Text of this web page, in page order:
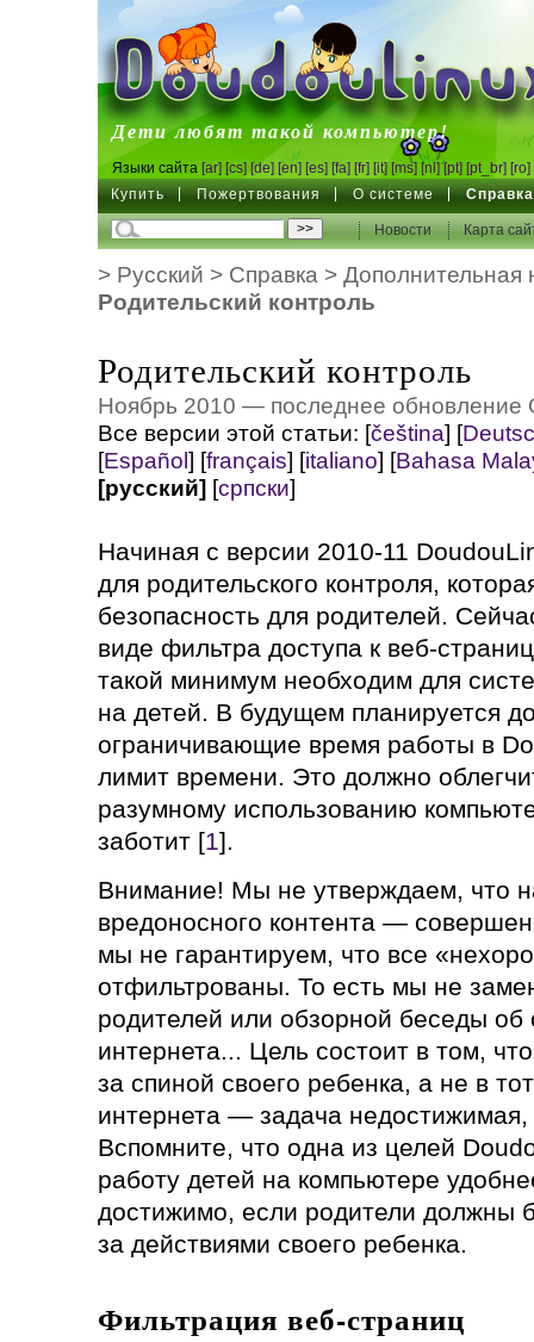
DoudouLinux
Дети любят такой компьютер!
Языки сайта [ar] [cs] [de] [en] [es] [fa] [fr] [it] [ms] [nl] [pt] [pt_br] [ro]
Купить Пожертвования О системе Справка
Новости Карта
> Русский > Справка > Дополнительная
Родительский контроль
Родительский контроль
Ноябрь 2010 — последнее обновление
Все версии этой статьи: [čeština] [
[Español] [français] [italiano] [Bahasa
[русский] [српски]
Начиная с версии 2010-11
для родительского контроля,
безопасность для родителей.
виде фильтра доступа к веб-
такой минимум необходим для
на детей. В будущем планируется
ограничивающие время работы в
лимит времени. Это должно
разумному использованию
заботит [1].
Внимание! Мы не утверждаем, что
вредоносного контента —
мы не гарантируем, что все
отфильтрованы. То есть мы не
родителей или обзорной беседы об
интернета... Цель состоит в том,
за спиной своего ребенка, а не в
интернета — задача
Вспомните, что одна из целей
работу детей на компьютере
достижимо, если родители должны
за действиями своего ребенка.
Фильтрация веб-страниц